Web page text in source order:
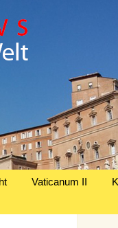
Vaticanum II